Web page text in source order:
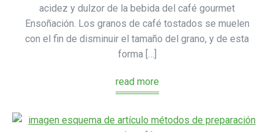
acidez y dulzor de la bebida del café gourmet
Ensoñación. Los granos de café tostados se muelen
con el fin de disminuir el tamaño del grano, y de esta
forma […]
read more